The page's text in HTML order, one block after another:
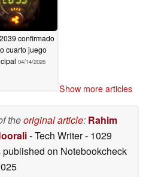
confirmado
cuarto juego
04/14/2026
Show more articles
theoriginal article: Rahim
- Tech Writer- 1029
published on Notebookcheck